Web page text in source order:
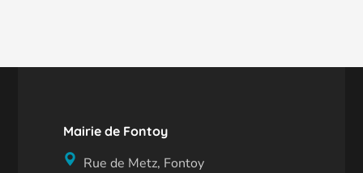
Mairie de Fontoy
Rue de Metz, Fontoy